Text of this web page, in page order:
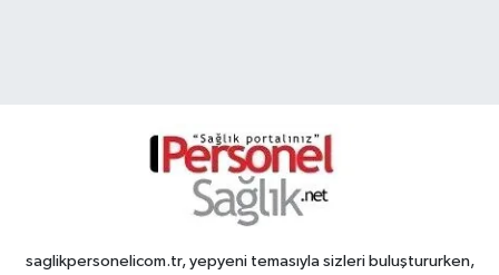
saglikpersonelicom.tr, yepyeni temasıyla sizleri buluştururken,